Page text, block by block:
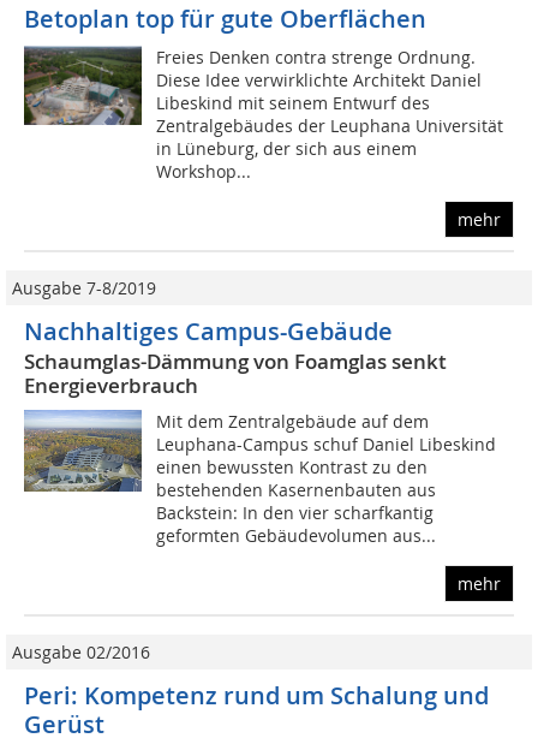
Betoplan top für gute Oberflächen
Freies Denken contra strenge Ordnung.
Diese Idee verwirklichte Architekt Daniel
Libeskind mit seinem Entwurf des
Zentralgebäudes der Leuphana Universität
in Lüneburg, der sich aus einem
Workshop...
mehr
Ausgabe 7-8/2019
Nachhaltiges Campus-Gebäude
Schaumglas-Dämmung von Foamglas senkt
Energieverbrauch
Mit dem Zentralgebäude auf dem
Leuphana-Campus schuf Daniel Libeskind
einen bewussten Kontrast zu den
bestehenden Kasernenbauten aus
Backstein: In den vier scharfkantig
geformten Gebäudevolumen aus...
mehr
Ausgabe 02/2016
Peri: Kompetenz rund um Schalung und
Gerüst